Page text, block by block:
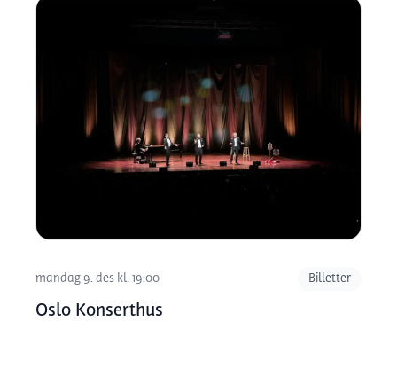
mandag 9. des kl. 19:00 Billetter
Oslo Konserthus